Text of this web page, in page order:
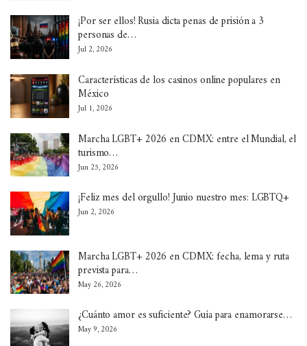
¡Por ser ellos! Rusia dicta penas de prisión a 3
personas de…
Jul 2, 2026
Características de los casinos online populares en
México
Jul 1, 2026
Marcha LGBT+ 2026 en CDMX: entre el Mundial, el
turismo…
Jun 25, 2026
¡Feliz mes del orgullo! Junio nuestro mes: LGBTQ+
Jun 2, 2026
Marcha LGBT+ 2026 en CDMX: fecha, lema y ruta
prevista para…
May 26, 2026
¿Cuánto amor es suficiente? Guía para enamorarse…
May 9, 2026